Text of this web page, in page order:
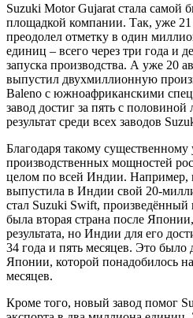
Suzuki Motor Gujarat стала самой
площадкой компании. Так, уже 21
преодолел отметку в один
единиц – всего через три года и
запуска производства. А уже 20
выпустил двухмиллионную
Baleno с южноафриканскими
завод достиг за пять с
результат среди всех заводов
Благодаря такому
производственных мощностей
целом по всей Индии. Например,
выпустила в Индии свой 20-
стал Suzuki Swift, произведённый
была вторая страна после
результата, но Индии для его
34 года и пять месяцев. Это было
Японии, которой понадобилось
месяцев.
Кроме того, новый завод помог